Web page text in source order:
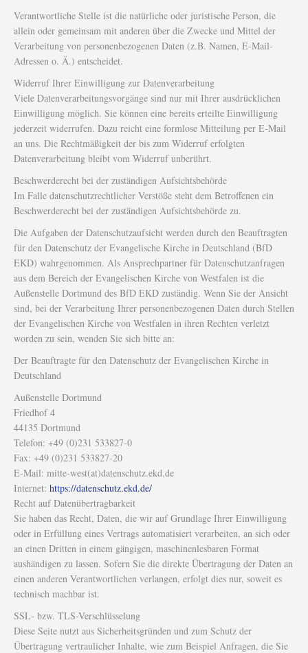
Verantwortliche Stelle ist die natürliche oder juristische Person, die
allein oder gemeinsam mit anderen über die Zwecke und Mittel der
Verarbeitung von personenbezogenen Daten (z.B. Namen, E-Mail-
Adressen o. Ä.) entscheidet.
Widerruf Ihrer Einwilligung zur Datenverarbeitung
Viele Datenverarbeitungsvorgänge sind nur mit Ihrer ausdrücklichen
Einwilligung möglich. Sie können eine bereits erteilte Einwilligung
jederzeit widerrufen. Dazu reicht eine formlose Mitteilung per E-Mail
an uns. Die Rechtmäßigkeit der bis zum Widerruf erfolgten
Datenverarbeitung bleibt vom Widerruf unberührt.
Beschwerderecht bei der zuständigen Aufsichtsbehörde
Im Falle datenschutzrechtlicher Verstöße steht dem Betroffenen ein
Beschwerderecht bei der zuständigen Aufsichtsbehörde zu.
Die Aufgaben der Datenschutzaufsicht werden durch den Beauftragten
für den Datenschutz der Evangelische Kirche in Deutschland (BfD
EKD) wahrgenommen. Als Ansprechpartner für Datenschutzanfragen
aus dem Bereich der Evangelischen Kirche von Westfalen ist die
Außenstelle Dortmund des BfD EKD zuständig. Wenn Sie der Ansicht
sind, bei der Verarbeitung Ihrer personenbezogenen Daten durch Stellen
der Evangelischen Kirche von Westfalen in ihren Rechten verletzt
worden zu sein, wenden Sie sich bitte an:
Der Beauftragte für den Datenschutz der Evangelischen Kirche in
Deutschland
Außenstelle Dortmund
Friedhof 4
44135 Dortmund
Telefon: +49 (0)231 533827-0
Fax: +49 (0)231 533827-20
E-Mail: mitte-west(at)datenschutz.ekd.de
Internet: https://datenschutz.ekd.de/
Recht auf Datenübertragbarkeit
Sie haben das Recht, Daten, die wir auf Grundlage Ihrer Einwilligung
oder in Erfüllung eines Vertrags automatisiert verarbeiten, an sich oder
an einen Dritten in einem gängigen, maschinenlesbaren Format
aushändigen zu lassen. Sofern Sie die direkte Übertragung der Daten an
einen anderen Verantwortlichen verlangen, erfolgt dies nur, soweit es
technisch machbar ist.
SSL- bzw. TLS-Verschlüsselung
Diese Seite nutzt aus Sicherheitsgründen und zum Schutz der
Übertragung vertraulicher Inhalte, wie zum Beispiel Anfragen, die Sie